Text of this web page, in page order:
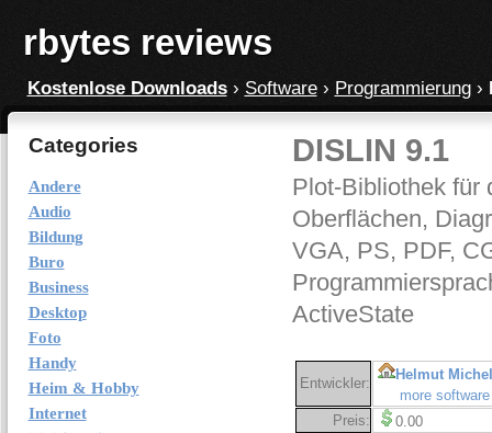
rbytes reviews
Kostenlose Downloads› Software› Programmierung›
Categories
Andere
Audio
Bildung
Buro
Business
Desktop
Foto
Handy
Heim & Hobby
Internet
DISLIN 9.1
Plot-Bibliothek für
Oberflächen,
VGA, PS, PDF,
ActiveState
Entwickler:
Helmut
more
Preis:
0.00